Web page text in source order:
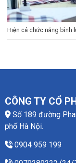
Hiện cả chức năng bình
CÔNG TY CỔ
Số 189 đường
phố Hà Nội.
0904 959 199